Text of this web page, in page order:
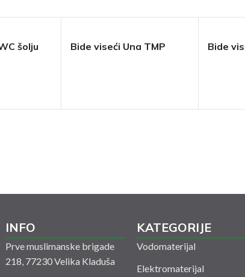
šolju Bide viseći Una TMP Bide
INFO
Prve muslimanske brigade
218, 77230 Velika Kladuša
KATEGORIJE
Vodomaterijal
Elektromaterijal